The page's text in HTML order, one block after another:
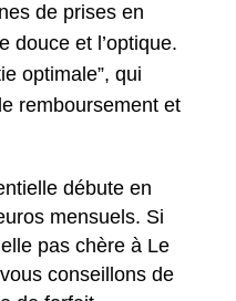
de prises en
douce et l’optique.
optimale”, qui
remboursement et
débute en
mensuels. Si
pas chère à Le
conseillons de